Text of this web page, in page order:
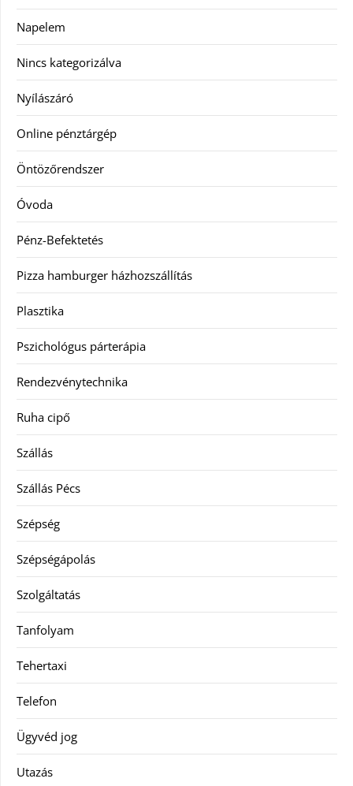
Napelem
Nincs kategorizálva
Nyílászáró
Online pénztárgép
Öntözőrendszer
Óvoda
Pénz-Befektetés
Pizza hamburger házhozszállítás
Plasztika
Pszichológus párterápia
Rendezvénytechnika
Ruha cipő
Szállás
Szállás Pécs
Szépség
Szépségápolás
Szolgáltatás
Tanfolyam
Tehertaxi
Telefon
Ügyvéd jog
Utazás